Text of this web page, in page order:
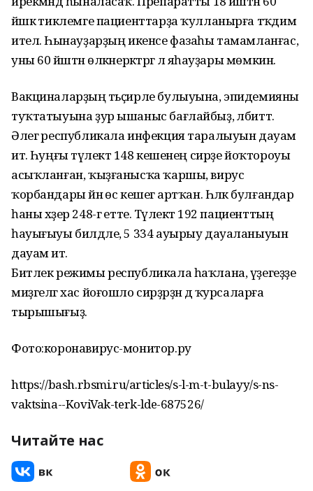
йәшкә тиклемге пациенттарҙа ҡулланырға тәҡдим
ителә. Һынауҙарҙың икенсе фазаһы тамамланғас,
уны 60 йәштән өлкәнерәктәргә лә яһауҙары мөмкин.
Вакциналарҙың тәьҫирле булыуына, эпидемияны
туҡтатыуына ҙур ышаныс бағлайбыҙ, әлбиттә.
Әлегә республикала инфекция таралыуын дауам
итә. Һуңғы тәүлектә 148 кешенең сирҙе йоҡтороуы
асыҡланған, ҡыҙғанысҡа ҡаршы, вирус
ҡорбандары йәнә өс кешегә артҡан. Һәләк булғандар
һаны хәҙер 248-гә етте. Тәүлектә 192 пациенттың
һауығыуы билдәле, 5 334 ауырыу дауаланыуын
дауам итә.
Битлек режимы республикала һаҡлана, үҙегеҙҙе
миҙгелгә хас йоғошло сирҙәрҙән дә ҡурсаларға
тырышығыҙ.
Фото:коронавирус-монитор.ру
https://bash.rbsmi.ru/articles/s-l-m-t-bulayy/s-ns-
vaktsina--KoviVak-terk-lde-687526/
Читайте нас